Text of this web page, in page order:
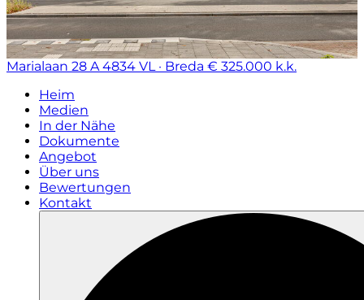
Marialaan 28 A 4834 VL · Breda € 325.000 k.k.
Heim
Medien
In der Nähe
Dokumente
Angebot
Über uns
Bewertungen
Kontakt